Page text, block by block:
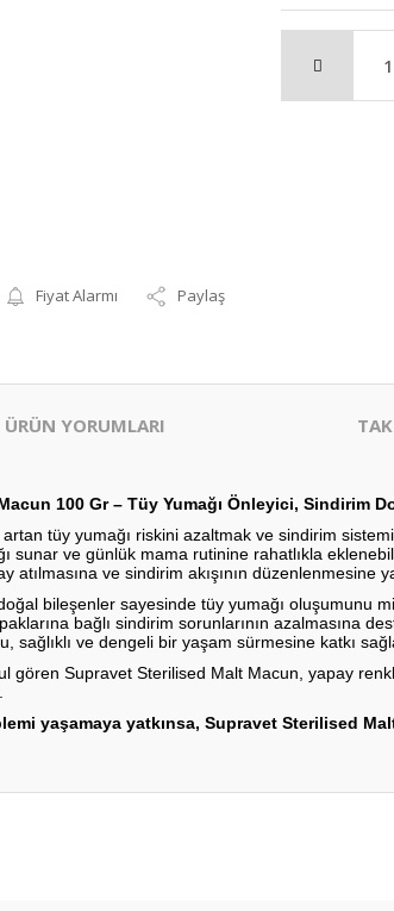
Fiyat Alarmı Paylaş
ÜRÜN YORUMLARI
100 Gr – Tüy Yumağı Önleyici, Sindirim
artan tüy yumağı riskini azaltmak ve sindirim
sunar ve günlük mama rutinine rahatlıkla
ve sindirim akışının düzenlenmesine
bileşenler sayesinde tüy yumağı oluşumunu
bağlı sindirim sorunlarının azalmasına
ve dengeli bir yaşam sürmesine katkı
gören Supravet Sterilised Malt Macun, yapay
yaşamaya yatkınsa, Supravet Sterilised